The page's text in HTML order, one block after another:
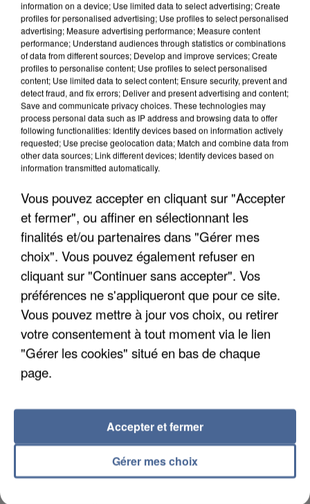
IL TUE SON FILS ET ENVOIE DES PHOTOS À SON
EX-COMPAGNE À NICE
information on a device; Use limited data to select advertising; Create
profiles for personalised advertising; Use profiles to select personalised
advertising; Measure advertising performance; Measure content
performance; Understand audiences through statistics or combinations
of data from different sources; Develop and improve services; Create
profiles to personalise content; Use profiles to select personalised
content; Use limited data to select content; Ensure security, prevent and
detect fraud, and fix errors; Deliver and present advertising and content;
Save and communicate privacy choices. These technologies may
process personal data such as IP address and browsing data to offer
following functionalities: Identify devices based on information actively
requested; Use precise geolocation data; Match and combine data from
other data sources; Link different devices; Identify devices based on
information transmitted automatically.
Vous pouvez accepter en cliquant sur "Accepter
et fermer", ou affiner en sélectionnant les
finalités et/ou partenaires dans "Gérer mes
choix". Vous pouvez également refuser en
cliquant sur "Continuer sans accepter". Vos
préférences ne s'appliqueront que pour ce site.
Vous pouvez mettre à jour vos choix, ou retirer
votre consentement à tout moment via le lien
"Gérer les cookies" situé en bas de chaque
page.
Gérer mes choix
Accepter et fermer